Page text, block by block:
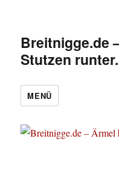
Breitnigge.de
Stutzen runter.
MENÜ